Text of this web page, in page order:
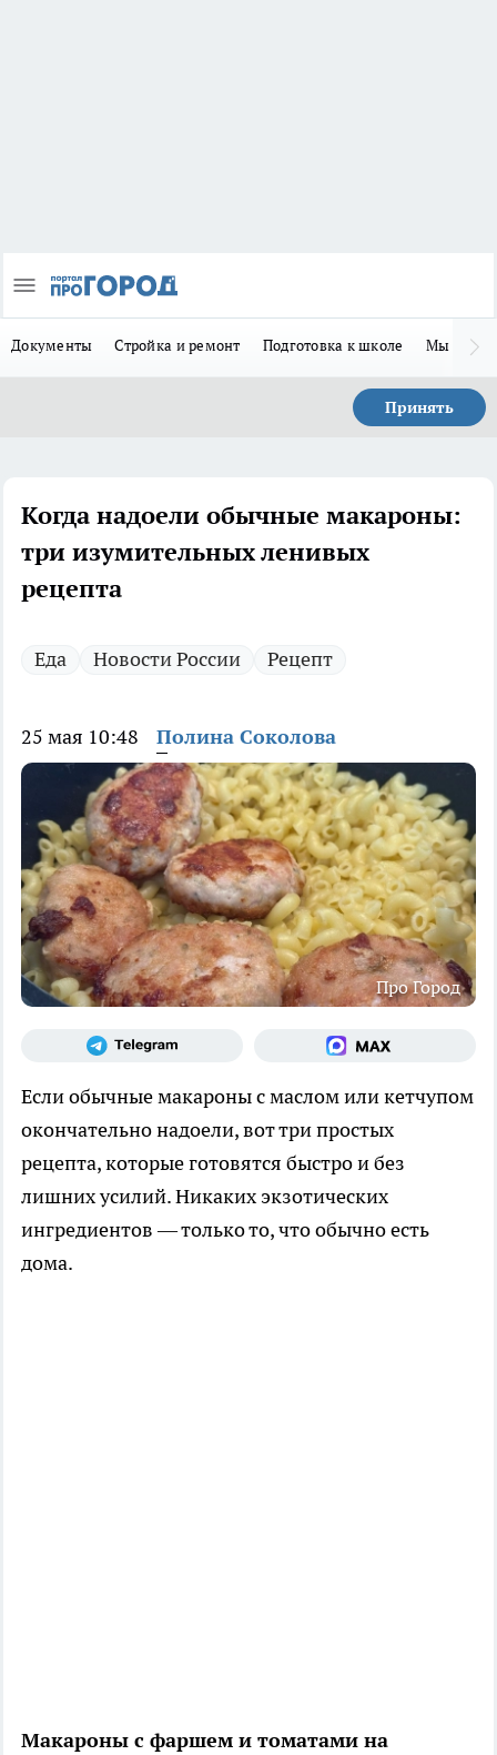
Документы Стройка и ремонт Подготовка к школе Мы в MAX
Принять
Когда надоели обычные макароны:
три изумительных ленивых
рецепта
Еда Новости России Рецепт
25 мая 10:48 Полина Соколова
Про Город
Если обычные макароны с маслом или кетчупом
окончательно надоели, вот три простых
рецепта, которые готовятся быстро и без
лишних усилий. Никаких экзотических
ингредиентов — только то, что обычно есть
дома.
Макароны с фаршем и томатами на